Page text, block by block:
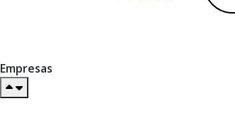
Empresas